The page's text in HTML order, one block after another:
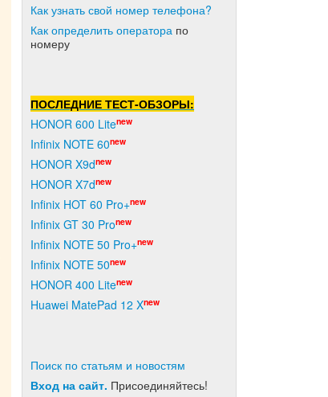
Как узнать свой номер телефона?
Как определить оператора по
номеру
ПОСЛЕДНИЕ ТЕСТ-ОБЗОРЫ:
HONOR 600 Litenew
Infinix NOTE 60new
HONOR X9dnew
HONOR X7dnew
Infinix HOT 60 Pro+new
Infinix GT 30 Pronew
Infinix NOTE 50 Pro+new
Infinix NOTE 50new
HONOR 400 Litenew
Huawei MatePad 12 Xnew
Поиск по статьям и новостям
Вход на сайт. Присоединяйтесь!